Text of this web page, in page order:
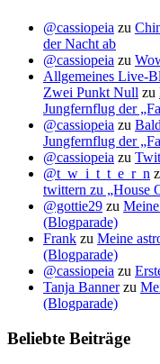
@cassiopeia zu
der Nacht ab
@cassiopeia zu
Allgemeines Live-
Zwei Punkt Null zu
Jungfernflug der
@cassiopeia zu
Jungfernflug der
@cassiopeia zu
@t_w_i_t_t_e_r_n
twittern zu „House
@gottie29 zu
(Blogparade)
Frank zu Meine
(Blogparade)
@cassiopeia zu
Tanja Bannerzu
(Blogparade)
Beliebte Beiträge